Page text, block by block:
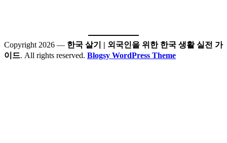
Copyright 2026 — 한국 살기 | 외국인을 위한 한국 생활 실전 가
이드. All rights reserved. Blogsy WordPress Theme